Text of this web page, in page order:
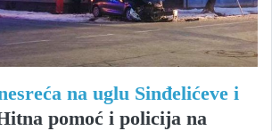
na uglu Sinđelićeve i
pomoć i policija na